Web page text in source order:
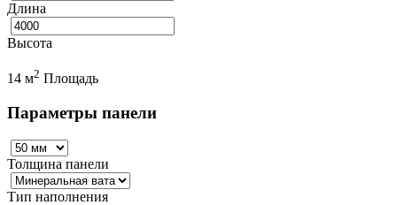
Длина
Высота
14 м2 Площадь
Параметры панели
Толщина панели
Тип наполнения